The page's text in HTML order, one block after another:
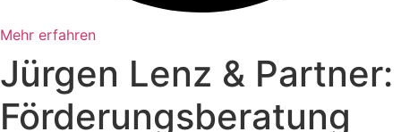
Mehr erfahren
Jürgen Lenz & Partner:
Förderungsberatung